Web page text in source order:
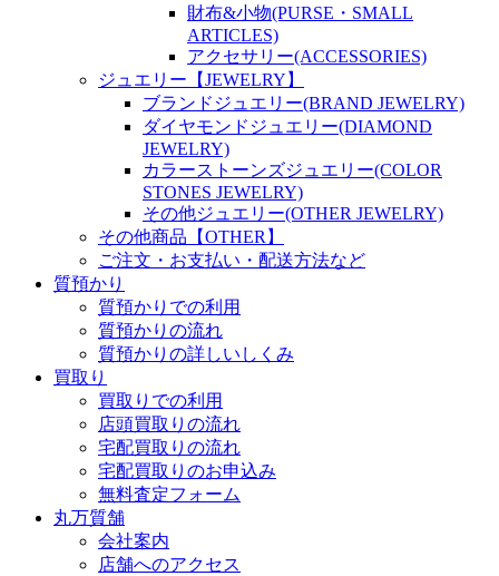
財布&小物(PURSE・SMALL
ARTICLES)
アクセサリー(ACCESSORIES)
ジュエリー【JEWELRY】
ブランドジュエリー(BRAND JEWELRY)
ダイヤモンドジュエリー(DIAMOND
JEWELRY)
カラーストーンズジュエリー(COLOR
STONES JEWELRY)
その他ジュエリー(OTHER JEWELRY)
その他商品【OTHER】
ご注文・お支払い・配送方法など
質預かり
質預かりでの利用
質預かりの流れ
質預かりの詳しいしくみ
買取り
買取りでの利用
店頭買取りの流れ
宅配買取りの流れ
宅配買取りのお申込み
無料査定フォーム
丸万質舗
会社案内
店舗へのアクセス